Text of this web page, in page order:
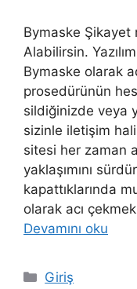
Bymaske Şikayet
Alabilirsin.
Bymaske olarak
prosedürünün
sildiğinizde veya
sizinle iletişim
sitesi her zaman
yaklaşımını
kapattıklarında
olarak acı
Devamını oku
Kategoriler
Giriş